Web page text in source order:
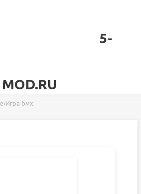
5-
MOD.RU
›Игра бмх